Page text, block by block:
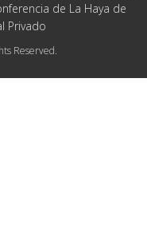
de La Haya de
Privado
Reserved.